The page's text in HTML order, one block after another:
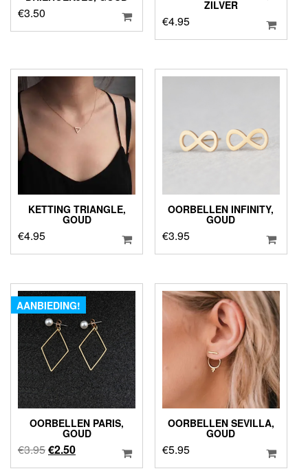
€3.50 ZILVER
€4.95
KETTING TRIANGLE,
GOUD
€4.95
OORBELLEN INFINITY,
GOUD
€3.95
AANBIEDING!
OORBELLEN PARIS,
GOUD
€3.95Oorspronkelijke
prijs
€2.50Huidige
prijs
OORBELLEN SEVILLA,
GOUD
€5.95